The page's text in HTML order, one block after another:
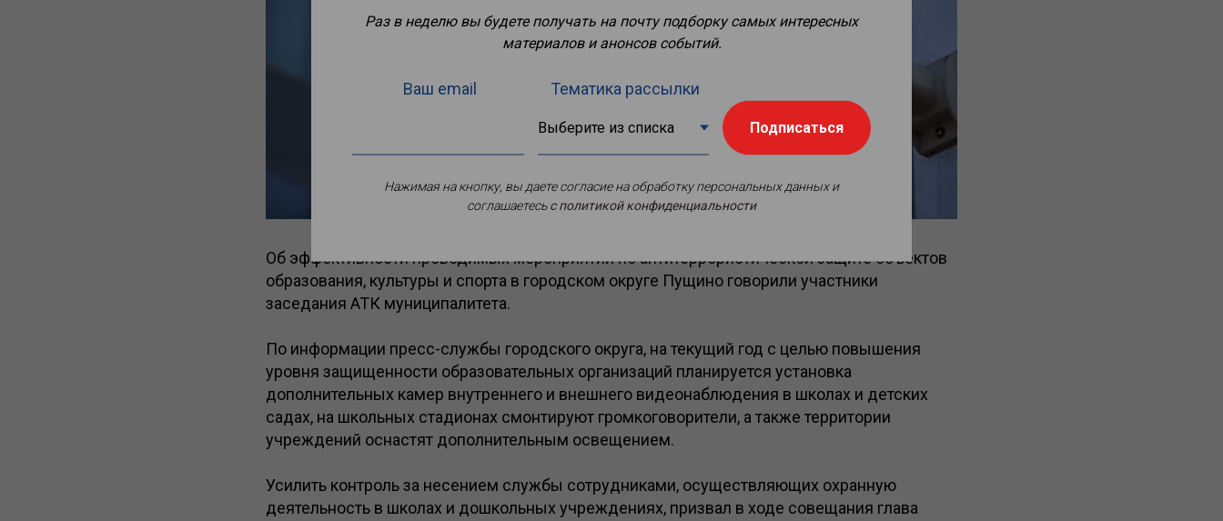
Об эффективности проводимых мероприятий по антитеррористической защите объектов
образования, культуры и спорта в городском округе Пущино говорили участники
заседания АТК муниципалитета.
По информации пресс-службы городского округа, на текущий год с целью повышения
уровня защищенности образовательных организаций планируется установка
дополнительных камер внутреннего и внешнего видеонаблюдения в школах и детских
садах, на школьных стадионах смонтируют громкоговорители, а также территории
учреждений оснастят дополнительным освещением.
Усилить контроль за несением службы сотрудниками, осуществляющих охранную
деятельность в школах и дошкольных учреждениях, призвал в ходе совещания глава
Раз в неделю вы будете получать на почту подборку самых интересных
материалов и анонсов событий.
Ваш email Тематика рассылки
Подписаться
Нажимая на кнопку, вы даете согласие на обработку персональных данных и
соглашаетесьc политикой конфиденциальности